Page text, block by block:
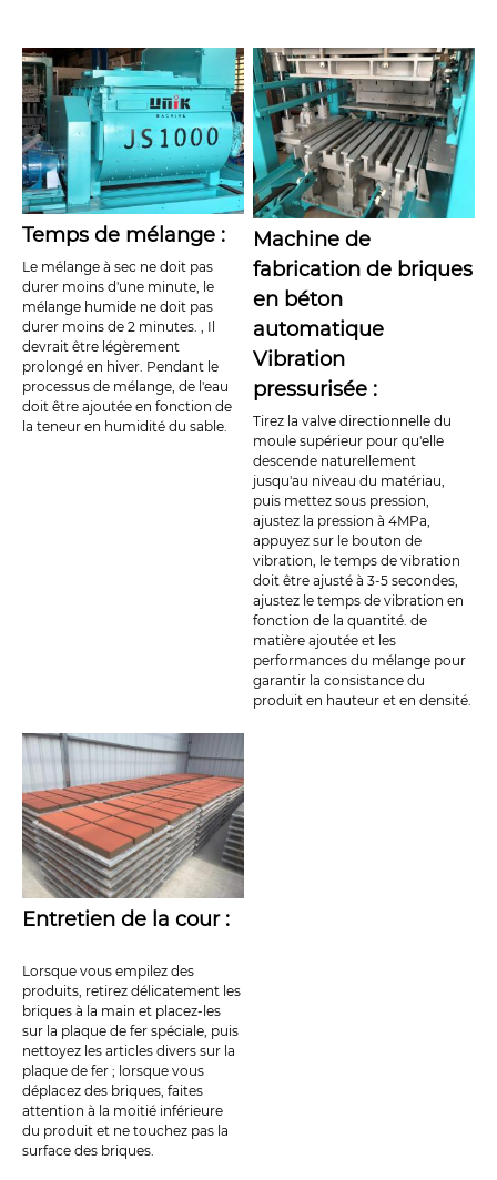
Temps de mélange :
Le mélange à sec ne doit pas
durer moins d'une minute, le
mélange humide ne doit pas
durer moins de 2 minutes. , Il
devrait être légèrement
prolongé en hiver. Pendant le
processus de mélange, de l'eau
doit être ajoutée en fonction de
la teneur en humidité du sable.
Machine de
fabrication de briques
en béton
automatique
Vibration
pressurisée :
Tirez la valve directionnelle du
moule supérieur pour qu'elle
descende naturellement
jusqu'au niveau du matériau,
puis mettez sous pression,
ajustez la pression à 4MPa,
appuyez sur le bouton de
vibration, le temps de vibration
doit être ajusté à 3-5 secondes,
ajustez le temps de vibration en
fonction de la quantité. de
matière ajoutée et les
performances du mélange pour
garantir la consistance du
produit en hauteur et en densité.
Entretien de la cour :
Lorsque vous empilez des
produits, retirez délicatement les
briques à la main et placez-les
sur la plaque de fer spéciale, puis
nettoyez les articles divers sur la
plaque de fer ; lorsque vous
déplacez des briques, faites
attention à la moitié inférieure
du produit et ne touchez pas la
surface des briques.